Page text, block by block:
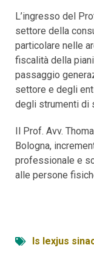
L’ingresso del
settore della
particolare nelle
fiscalità della
passaggio
settore e degli
degli strumenti di
Il Prof. Avv.
Bologna,
professionale e
alle persone
ls lexjus